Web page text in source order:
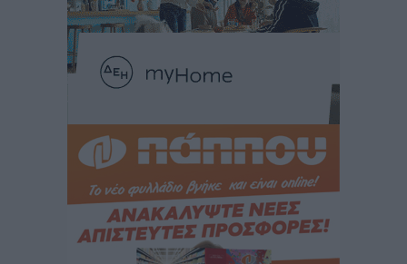
και συνεργασία Ρόδου με το Αττικόν για το
Ακτινοθεραπευτικό
Τοπικές Ειδήσεις•
Σούπερ μάρκετ: Διευρύνεται η εθνική πρωτοβουλία
για τις τιμές – Eρχονται νέες συμμετοχές εταιρειών
Ειδήσεις• πριν 4 ώρες
Συνελήφθησαν έξι άτομα για ηχορύπανση από
καταστήματα στο Νότιο Αιγαίο
Τοπικές Ειδήσεις• πριν 5 ώρες